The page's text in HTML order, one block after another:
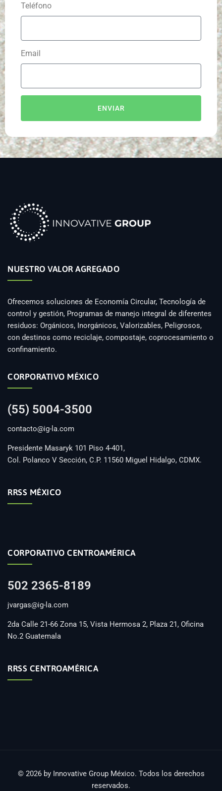
Teléfono
Email
ENVIAR
NUESTRO VALOR AGREGADO
Ofrecemos soluciones de Economía Circular, Tecnología de
control y gestión, Programas de manejo integral de diferentes
residuos: Orgánicos, Inorgánicos, Valorizables, Peligrosos,
con destinos como reciclaje, compostaje, coprocesamiento o
confinamiento.
CORPORATIVO MÉXICO
(55) 5004-3500
contacto@ig-la.com
Presidente Masaryk 101 Piso 4-401,
Col. Polanco V Sección, C.P. 11560 Miguel Hidalgo, CDMX.
RRSS MÉXICO
CORPORATIVO CENTROAMÉRICA
502 2365-8189
jvargas@ig-la.com
2da Calle 21-66 Zona 15, Vista Hermosa 2, Plaza 21, Oficina
No.2 Guatemala
RRSS CENTROAMÉRICA
© 2026 by Innovative Group México. Todos los derechos
reservados.